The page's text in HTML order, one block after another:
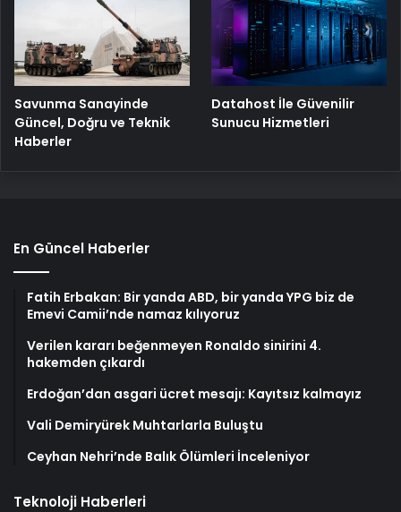
Savunma Sanayinde
Güncel, Doğru ve Teknik
Haberler
Datahost İle Güvenilir
Sunucu Hizmetleri
En Güncel Haberler
Fatih Erbakan: Bir yanda ABD, bir yanda YPG biz de
Emevi Camii’nde namaz kılıyoruz
Verilen kararı beğenmeyen Ronaldo sinirini 4.
hakemden çıkardı
Erdoğan’dan asgari ücret mesajı: Kayıtsız kalmayız
Vali Demiryürek Muhtarlarla Buluştu
Ceyhan Nehri’nde Balık Ölümleri İnceleniyor
Teknoloji Haberleri